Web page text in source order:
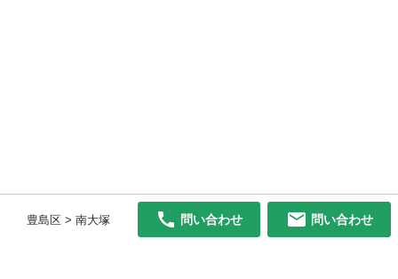
豊島区 > 南大塚 問い合わせ 問い合わせ